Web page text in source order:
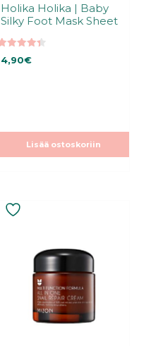
Holika Holika | Baby
Silky Foot Mask Sheet
4.40
5:stä
4,90€
Lisää ostoskoriin